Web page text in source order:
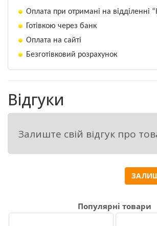
Сумісний з більшістю
відповідних культурах. Перед
приготуванням робочих
перевірити їх на сумісність
осаду, піни, розшарування,
підвищення температури
Приготування робочого
Робочий розчин препарату
пунктах. Перед
Оплата при отримані на відділенні
Готівкою через банк
Оплата на сайті
Безготівковий розрахунок
Відгуки
Залиште свій відгук про
Популярні товари